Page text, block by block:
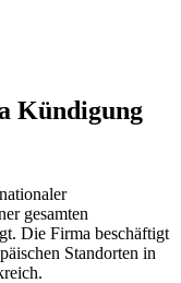
Kündigung
gesamten
Die Firma beschäftigt
Standorten in